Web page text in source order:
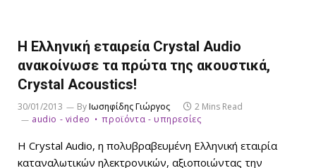
H Eλληνική εταιρεία Crystal Audio
ανακοίνωσε τα πρώτα της ακουστικά,
Crystal Acoustics!
30/01/2013 ByΙωσηφίδης Γιώργος
2 Mins Read
audio - video
προϊόντα - υπηρεσίες
Η Crystal Audio, η πολυβραβευμένη Ελληνική εταιρία
καταναλωτικών ηλεκτρονικών, αξιοποιώντας την